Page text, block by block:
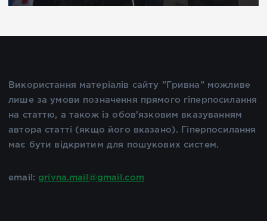
Використання матеріалів сайту "Гривна" можливе
лише за умови позначення прямого гіперпосилання
на статтю, а також із обов'язковим вказуванням
автора статті (якщо його вказано). Гіперпосилання
має бути відкритим для пошукових систем.
email: grivna.mail@gmail.com